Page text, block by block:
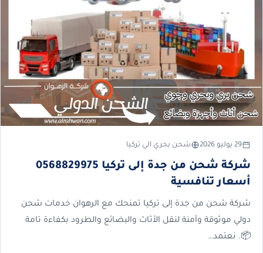
29 يوليو 2026 شحن بحري الي تركيا
شركة شحن من جدة إلى تركيا 0568829975
أسعار تنافسية
شركة شحن من جدة إلى تركيا تمنحك مع الرهوان خدمات شحن
دولي موثوقة وآمنة لنقل الأثاث والبضائع والطرود بكفاءة تامة
📦. نعتمد…